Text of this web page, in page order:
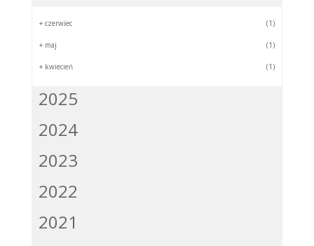
+ czerwiec (1)
+ maj (1)
+ kwiecień (1)
2025
2024
2023
2022
2021